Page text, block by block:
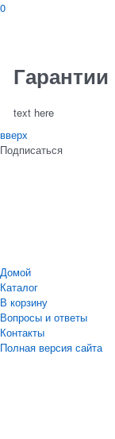
0
Гарантии
text here
вверх
Подписаться
Домой
Каталог
В корзину
Вопросы и ответы
Контакты
Полная версия сайта